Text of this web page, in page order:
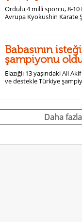
Ordulu 4 milli sporcu, 8-
Avrupa Kyokushin Karate
Babasının
şampiyonu
Elazığlı 13 yaşındaki Ali
ve destekle Türkiye
Daha